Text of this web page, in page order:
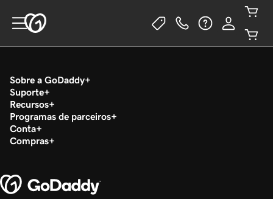
Sobre a GoDaddy
Suporte
Recursos
Programas de parceiros
Conta
Compras